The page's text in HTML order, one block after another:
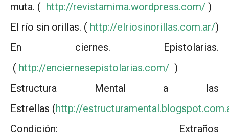
muta. ( http://revistamima.wordpress.com/ )
El río sin orillas. ( http://elriosinorillas.com.ar/)
En ciernes. Epistolarias.
( http://enciernesepistolarias.com/ )
Estructura Mental a las
Estrellas (http://
Condición: Extraños